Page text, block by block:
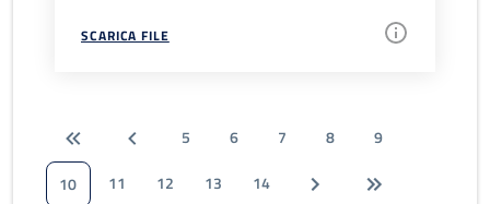
SCARICA FILE
5 6 7 8
9
10
11 12 13 14